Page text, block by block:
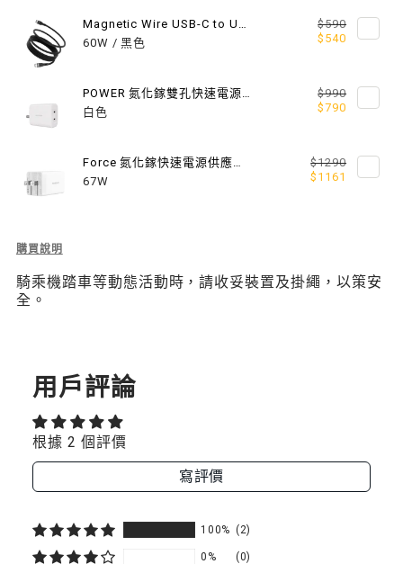
Magnetic Wire USB-C to USB-C 磁吸快充 / 傳輸編織線（240W/60W）
60W / 黑色
$590
$540
POWER 氮化鎵雙孔快速電源供應器 45W
白色
$990
$790
Force 氮化鎵快速電源供應器 67W
67W
$1290
$1161
Description
Roam
M
購買說明
騎乘機踏車等動態活動時，請收妥裝置及掛繩，以策安
全。
用戶評論
根據 2 個評價
寫評價
100% (2)
0% (0)